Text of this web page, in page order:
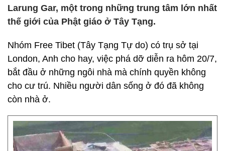
Larung Gar, một trong những trung tâm lớn nhất
thế giới của Phật giáo ở Tây Tạng.
Nhóm Free Tibet (Tây Tạng Tự do) có trụ sở tại
London, Anh cho hay, việc phá dỡ diễn ra hôm 20/7,
bắt đầu ở những ngôi nhà mà chính quyền không
cho cư trú. Nhiều người dân sống ở đó đã không
còn nhà ở.